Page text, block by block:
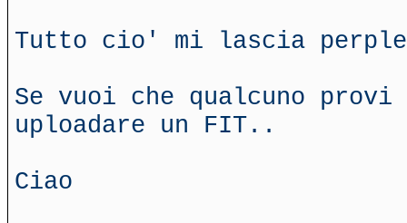
Tutto cio' mi lascia
Se vuoi che qualcuno
uploadare un FIT..
Ciao